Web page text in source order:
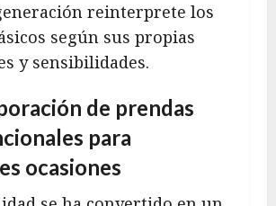
reinterprete los
según sus propias
y sensibilidades.
de prendas
para
ocasiones